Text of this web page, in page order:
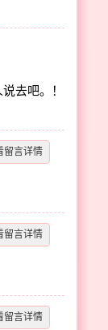
去吧。！
留言详情
留言详情
留言详情